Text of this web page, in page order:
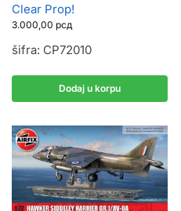
Clear Prop!
3.000,00 рсд
šifra: CP72010
Dodaj u korpu